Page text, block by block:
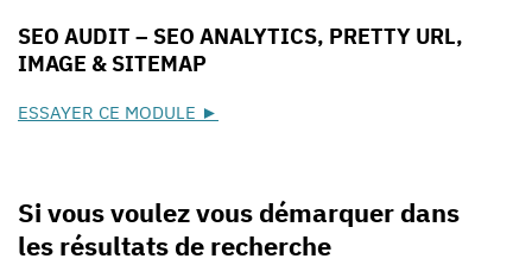
SEO AUDIT – SEO ANALYTICS, PRETTY URL,
IMAGE & SITEMAP
ESSAYER CE MODULE ►
Si vous voulez vous démarquer dans
les résultats de recherche